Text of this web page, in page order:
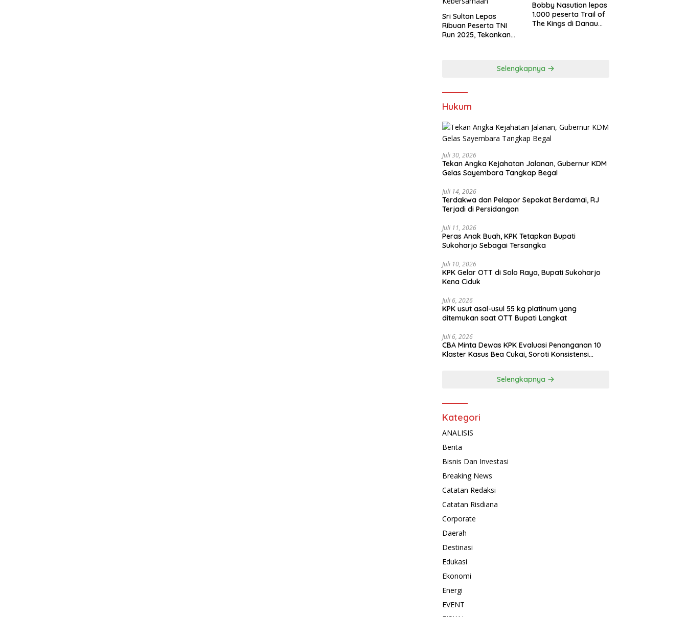
Sri Sultan Lepas
Ribuan Peserta TNI
Run 2025, Tekankan
Bobby Nasution lepas
1.000 peserta Trail of
The Kings di Danau
Selengkapnya
Hukum
Juli 30, 2026
Tekan Angka Kejahatan Jalanan, Gubernur KDM
Gelas Sayembara Tangkap Begal
Juli 14, 2026
Terdakwa dan Pelapor Sepakat Berdamai, RJ
Terjadi di Persidangan
Juli 11, 2026
Peras Anak Buah, KPK Tetapkan Bupati
Sukoharjo Sebagai Tersangka
Juli 10, 2026
KPK Gelar OTT di Solo Raya, Bupati Sukoharjo
Kena Ciduk
Juli 6, 2026
KPK usut asal-usul 55 kg platinum yang
ditemukan saat OTT Bupati Langkat
Juli 6, 2026
CBA Minta Dewas KPK Evaluasi Penanganan 10
Klaster Kasus Bea Cukai, Soroti Konsistensi
Selengkapnya
Kategori
ANALISIS
Berita
Bisnis Dan Investasi
Breaking News
Catatan Redaksi
Catatan Risdiana
Corporate
Daerah
Destinasi
Edukasi
Ekonomi
Energi
EVENT